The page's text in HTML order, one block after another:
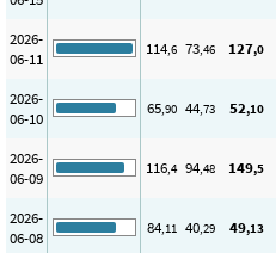
2026-
06-11
114,6 73,46 127,0
2026-
06-10
65,90 44,73 52,10
2026-
06-09
116,4 94,48 149,5
2026-
06-08
84,11 40,29 49,13